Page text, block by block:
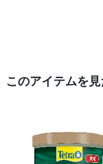
このアイテムを